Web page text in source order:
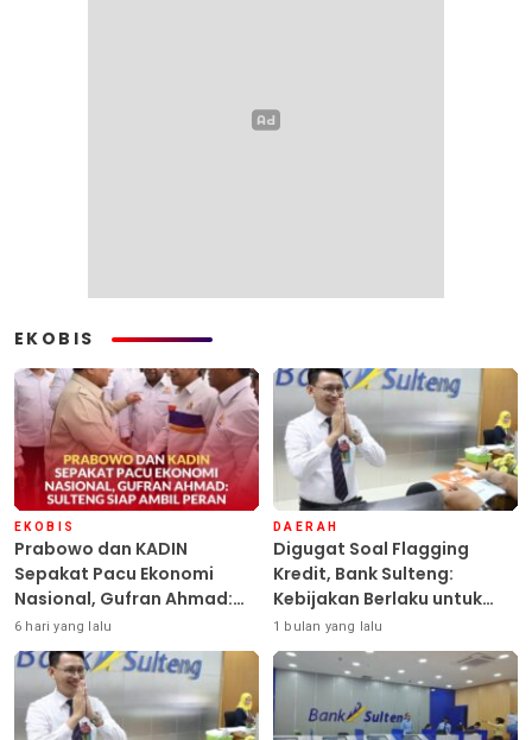
EKOBIS
EKOBIS
Prabowo dan KADIN
Sepakat Pacu Ekonomi
Nasional, Gufran Ahmad:
Sulteng Siap Ambil Peran
6 hari yang lalu
DAERAH
Digugat Soal Flagging
Kredit, Bank Sulteng:
Kebijakan Berlaku untuk
Seluruh Debitur ASN
1 bulan yang lalu